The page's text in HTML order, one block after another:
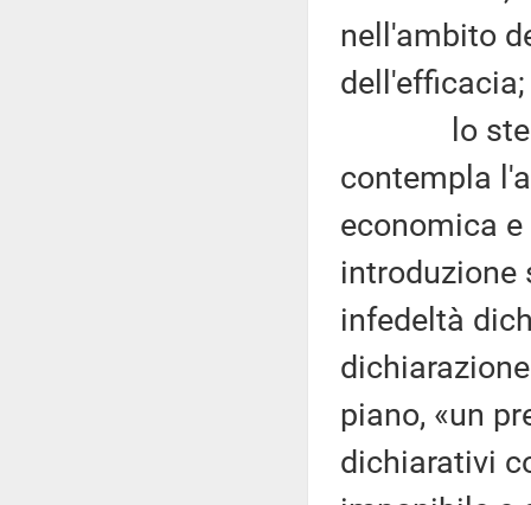
nell'ambito
dell'efficacia;
lo stesso
contempla
economica
introduzione
infedeltà
piano, «un
dichiarativi